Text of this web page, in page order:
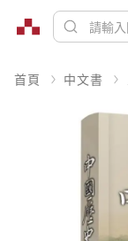
首頁 中文書